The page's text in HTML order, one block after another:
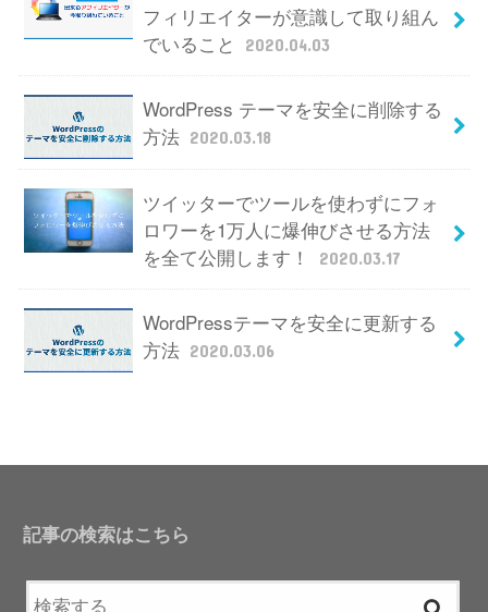
フィリエイターが意識して取り組ん
でいること
2020.04.03
WordPress テーマを安全に削除する
方法 2020.03.18
ツイッターでツールを使わずにフォ
ロワーを1万人に爆伸びさせる方法
を全て公開します！
2020.03.17
WordPressテーマを安全に更新する
方法 2020.03.06
記事の検索はこちら